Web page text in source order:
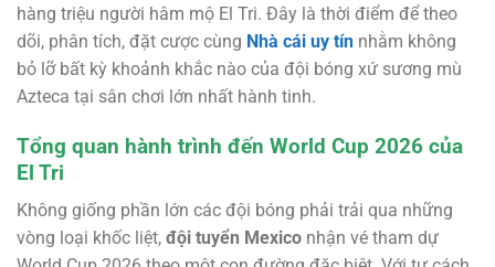
hàng triệu người hâm mộ El Tri. Đây là thời điểm để theo
dõi, phân tích, đặt cược cùng Nhà cái uy tín nhằm không
bỏ lỡ bất kỳ khoảnh khắc nào của đội bóng xứ sương mù
Azteca tại sân chơi lớn nhất hành tinh.
Tổng quan hành trình đến World Cup 2026 của
El Tri
Không giống phần lớn các đội bóng phải trải qua những
vòng loại khốc liệt, đội tuyển Mexico nhận vé tham dự